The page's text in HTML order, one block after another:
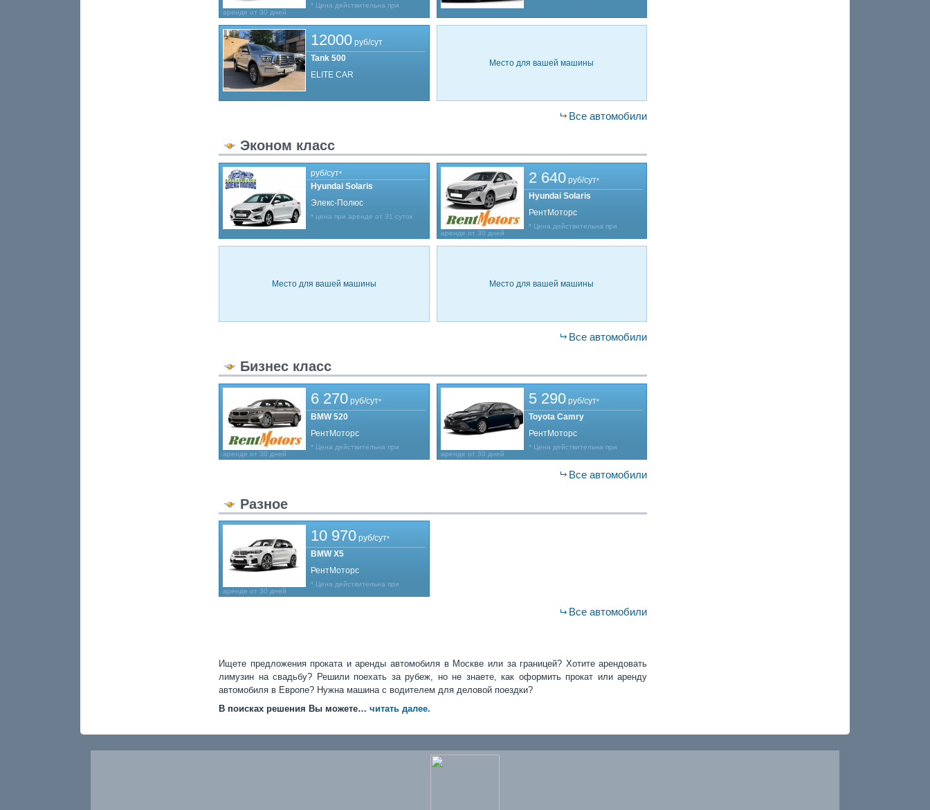
* Цена действительна при
аренде от 30 дней
12000 руб/сут
Tank 500
ELITE CAR
Место для вашей машины
Все автомобили
Эконом класс
руб/сут*
Hyundai Solaris
Элекс-Полюс
* цена при аренде от 31 суток
2 640руб/сут*
Hyundai Solaris
РентМоторс
* Цена действительна при
аренде от 30 дней
Место для вашей машины Место для вашей машины
Все автомобили
Бизнес класс
6 270 руб/сут*
BMW 520
РентМоторс
* Цена действительна при
аренде от 30 дней
5 290руб/сут*
Toyota Camry
РентМоторс
* Цена действительна при
аренде от 30 дней
Все автомобили
Разное
10 970 руб/сут*
BMW X5
РентМоторс
* Цена действительна при
аренде от 30 дней
Все автомобили
Ищете предложения проката и аренды автомобиля в Москве или за границей? Хотите арендовать
лимузин на свадьбу? Решили поехать за рубеж, но не знаете, как оформить прокат или аренду
автомобиля в Европе? Нужна машина с водителем для деловой поездки?
В поисках решения Вы можете… читать далее.